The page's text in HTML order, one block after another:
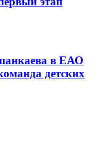
в ЕАО
детских